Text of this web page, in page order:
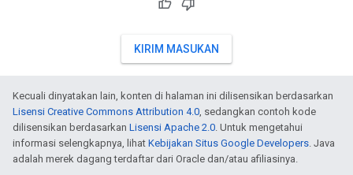
KIRIM MASUKAN
Kecuali dinyatakan lain, konten di halaman ini dilisensikan berdasarkan
Lisensi Creative Commons Attribution 4.0, sedangkan contoh kode
dilisensikan berdasarkan Lisensi Apache 2.0. Untuk mengetahui
informasi selengkapnya, lihat Kebijakan Situs Google Developers. Java
adalah merek dagang terdaftar dari Oracle dan/atau afiliasinya.